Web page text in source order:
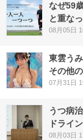
なぜ59
と重な
08月05日
東雲う
その他
07月31日
うつ病
ドライ
08月03日